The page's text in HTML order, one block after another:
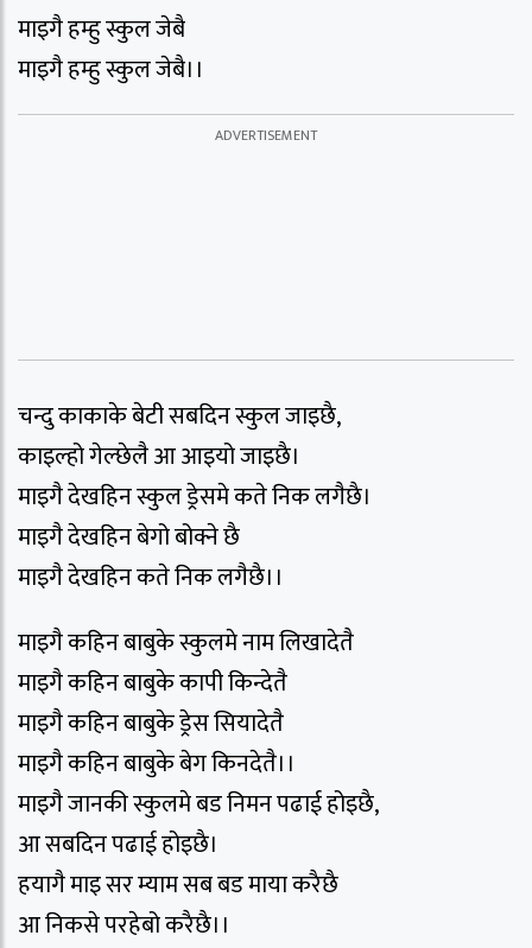
माइगै हम्हु स्कुल जेबै
माइगै हम्हु स्कुल जेबै।।
चन्दु काकाके बेटी सबदिन स्कुल जाइछै,
काइल्हो गेल्छेलै आ आइयो जाइछै।
माइगै देखहिन स्कुल ड्रेसमे कते निक लगैछै।
माइगै देखहिन बेगो बोक्ने छै
माइगै देखहिन कते निक लगैछै।।
माइगै कहिन बाबुके स्कुलमे नाम लिखादेतै
माइगै कहिन बाबुके कापी किन्देतै
माइगै कहिन बाबुके ड्रेस सियादेतै
माइगै कहिन बाबुके बेग किनदेतै।।
माइगै जानकी स्कुलमे बड निमन पढाई होइछै,
आ सबदिन पढाई होइछै।
हयागै माइ सर म्याम सब बड माया करैछै
आ निकसे परहेबो करैछै।।